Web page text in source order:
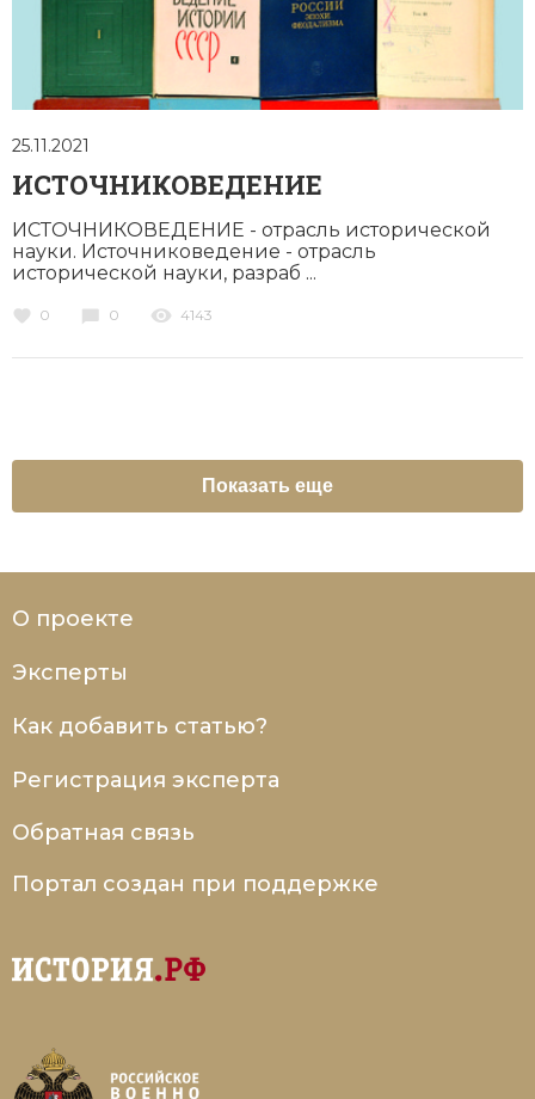
25.11.2021
ИСТОЧНИКОВЕДЕНИЕ
ИСТОЧНИКОВЕДЕНИЕ - от­расль ис­то­рической
науки. Источниковедение - отрасль
исторической науки, раз­ра­б ...
0 0 4143
Показать еще
О проекте
Эксперты
Как добавить статью?
Регистрация эксперта
Обратная связь
Портал создан при поддержке